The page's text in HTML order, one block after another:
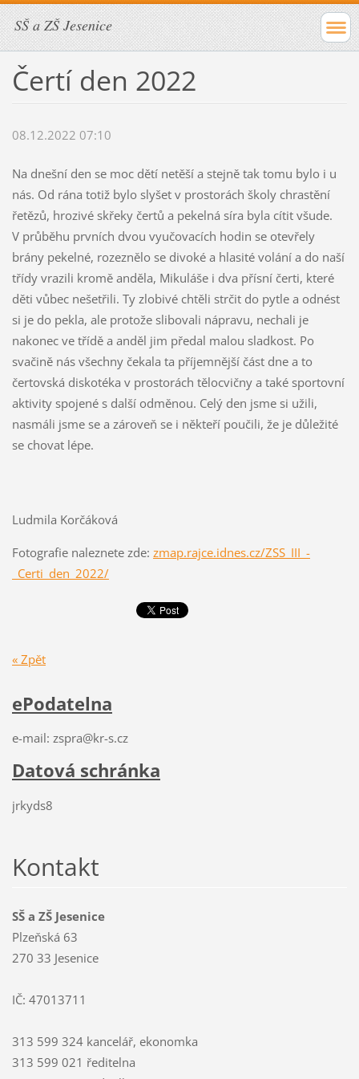
SŠ a ZŠ Jesenice
Čertí den 2022
08.12.2022 07:10
Na dnešní den se moc dětí netěší a stejně tak tomu bylo i u
nás. Od rána totiž bylo slyšet v prostorách školy chrastění
řetězů, hrozivé skřeky čertů a pekelná síra byla cítit všude.
V průběhu prvních dvou vyučovacích hodin se otevřely
brány pekelné, rozeznělo se divoké a hlasité volání a do naší
třídy vrazili kromě anděla, Mikuláše i dva přísní čerti, které
děti vůbec nešetřili. Ty zlobivé chtěli strčit do pytle a odnést
si je do pekla, ale protože slibovali nápravu, nechali je
nakonec ve třídě a anděl jim předal malou sladkost. Po
svačině nás všechny čekala ta příjemnější část dne a to
čertovská diskotéka v prostorách tělocvičny a také sportovní
aktivity spojené s další odměnou. Celý den jsme si užili,
nasmáli jsme se a zároveň se i někteří poučili, že je důležité
se chovat lépe.
Ludmila Korčáková
Fotografie naleznete zde: zmap.rajce.idnes.cz/ZSS_III_-
_Certi_den_2022/
« Zpět
ePodatelna
e-mail: zspra@kr-s.cz
Datová schránka
jrkyds8
Kontakt
SŠ a ZŠ Jesenice
Plzeňská 63
270 33 Jesenice
IČ: 47013711
313 599 324 kancelář, ekonomka
313 599 021 ředitelna